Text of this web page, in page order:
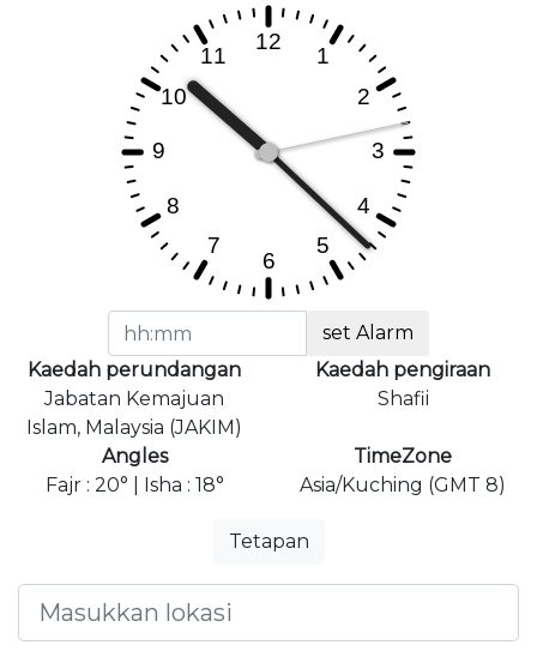
set Alarm
Kaedah perundangan
Jabatan Kemajuan
Islam, Malaysia (JAKIM)
Kaedah pengiraan
Shafii
Angles
Fajr : 20° | Isha : 18°
TimeZone
Asia/Kuching (GMT 8)
Tetapan